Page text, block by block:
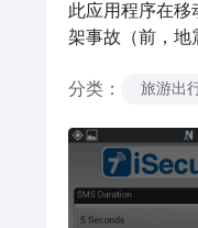
此应用程序在移
架事故（前，地
情况时的音频，
分类 ： 旅游出